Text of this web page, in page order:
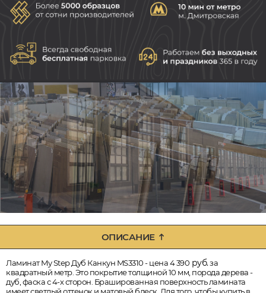
ОПИСАНИЕ
Ламинат My Step Дуб Канкун MS3310 - цена 4 390 руб.за
квадратный метр. Это покрытие толщиной 10 мм, порода дерева -
дуб, фаска с 4-х сторон. Брашированная поверхность ламината